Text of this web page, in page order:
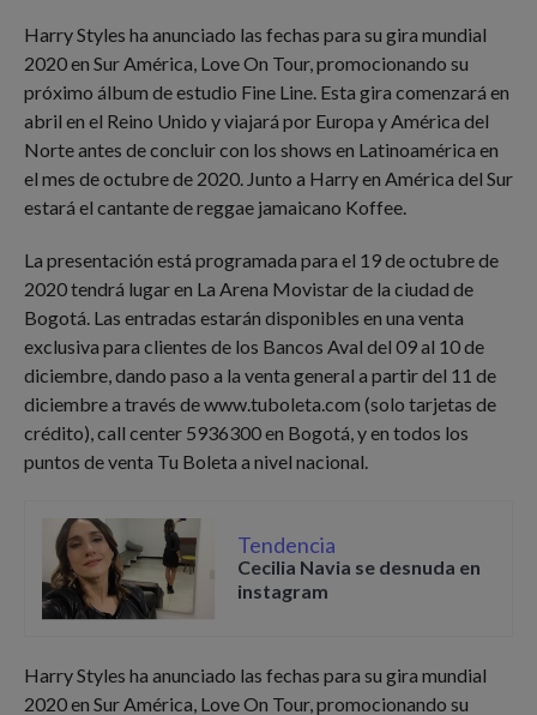
Harry Styles ha anunciado las fechas para su gira mundial
2020 en Sur América, Love On Tour, promocionando su
próximo álbum de estudio Fine Line. Esta gira comenzará en
abril en el Reino Unido y viajará por Europa y América del
Norte antes de concluir con los shows en Latinoamérica en
el mes de octubre de 2020. Junto a Harry en América del Sur
estará el cantante de reggae jamaicano Koffee.
La presentación está programada para el 19 de octubre de
2020 tendrá lugar en La Arena Movistar de la ciudad de
Bogotá. Las entradas estarán disponibles en una venta
exclusiva para clientes de los Bancos Aval del 09 al 10 de
diciembre, dando paso a la venta general a partir del 11 de
diciembre a través de www.tuboleta.com (solo tarjetas de
crédito), call center 5936300 en Bogotá, y en todos los
puntos de venta Tu Boleta a nivel nacional.
Tendencia
Cecilia Navia se desnuda en
instagram
Harry Styles ha anunciado las fechas para su gira mundial
2020 en Sur América, Love On Tour, promocionando su